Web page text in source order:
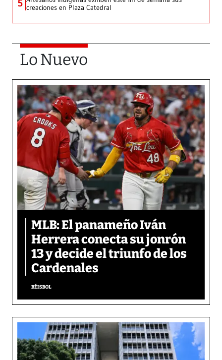
5 creaciones en Plaza Catedral
Lo Nuevo
MLB: El panameño Iván
Herrera conecta su jonrón
13 y decide el triunfo de los
Cardenales
BÉISBOL